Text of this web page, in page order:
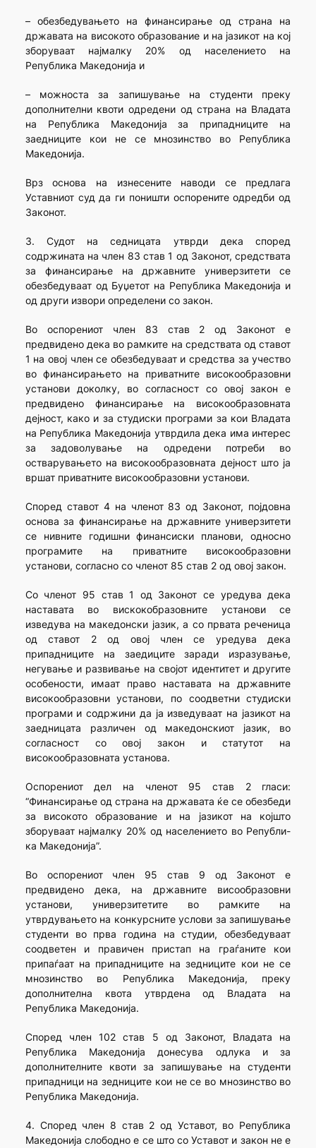
– обезбедувањето на финансирање од страна на
државата на високото образование и на јазикот на кој
зборуваат најмалку 20% од населението на
Република Македонија и
– можноста за запишување на студенти преку
дополнителни квоти одредени од страна на Владата
на Република Македонија за припадниците на
заедниците кои не се мнозинство во Република
Македонија.
Врз основа на изнесените наводи се предлага
Уставниот суд да ги поништи оспорените одредби од
Законот.
3. Судот на седницата утврди дека според
содржината на член 83 став 1 од Законот, средствата
за финансирање на државните универзитети се
обезбедуваат од Буџетот на Република Македонија и
од други извори определени со закон.
Во оспорениот член 83 став 2 од Законот е
предвидено дека во рамките на средствата од ставот
1 на овој член се обезбедуваат и средства за учество
во финансирањето на приватните високообразовни
установи доколку, во согласност со овој закон е
предвидено финансирање на високообразовната
дејност, како и за студиски програми за кои Владата
на Република Македонија утврдила дека има интерес
за задоволување на одредени потреби во
остварувањето на високообразовната дејност што ја
вршат приватните високообразовни установи.
Според ставот 4 на членот 83 од Законот, појдовна
основа за финансирање на државните универзитети
се нивните годишни финансиски планови, односно
програмите на приватните високообразовни
установи, согласно со членот 85 став 2 од овој закон.
Со членот 95 став 1 од Законот се уредува дека
наставата во вискокобразовните установи се
изведува на македонски јазик, а со првата реченица
од ставот 2 од овој член се уредува дека
припадниците на заедиците заради изразување,
негување и развивање на својот идентитет и другите
особености, имаат право наставата на државните
високообразовни установи, по соодветни студиски
програми и содржини да ја изведуваат на јазикот на
заедницата различен од македонскиот јазик, во
согласност со овој закон и статутот на
високообразовната установа.
Оспорениот дел на членот 95 став 2 гласи:
“Финансирање од страна на државата ќе се обезбеди
за високото образование и на јазикот на којшто
зборуваат најмалку 20% од населението во Републи-
ка Македонија”.
Во оспорениот член 95 став 9 од Законот е
предвидено дека, на државните висообразовни
установи, универзитетите во рамките на
утврдувањето на конкурсните услови за запишување
студенти во прва година на студии, обезбедуваат
соодветен и правичен пристап на граѓаните кои
припаѓаат на припадниците на зедниците кои не се
мнозинство во Република Македонија, преку
дополнителна квота утврдена од Владата на
Република Македонија.
Според член 102 став 5 од Законот, Владата на
Република Македонија донесува одлука и за
дополнителните квоти за запишување на студенти
припадници на зедниците кои не се во мнозинство во
Република Македонија.
4. Според член 8 став 2 од Уставот, во Република
Македонија слободно е се што со Уставот и закон не е